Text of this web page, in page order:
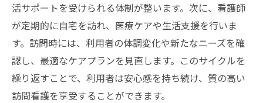
訪問看護記録の活用法
訪問頻度や時間についての調整方法
訪問看護で安心安全なケアを受けるための秘訣
質の高い訪問看護ステーションの選び方
看護師と良好なコミュニケーションを取る
活サポートを受けられる体制が整います。次に、看護師
が定期的に自宅を訪れ、医療ケアや生活支援を行いま
す。訪問時には、利用者の体調変化や新たなニーズを確
認し、最適なケアプランを見直します。このサイクルを
繰り返すことで、利用者は安心感を持ち続け、質の高い
訪問看護を享受することができます。